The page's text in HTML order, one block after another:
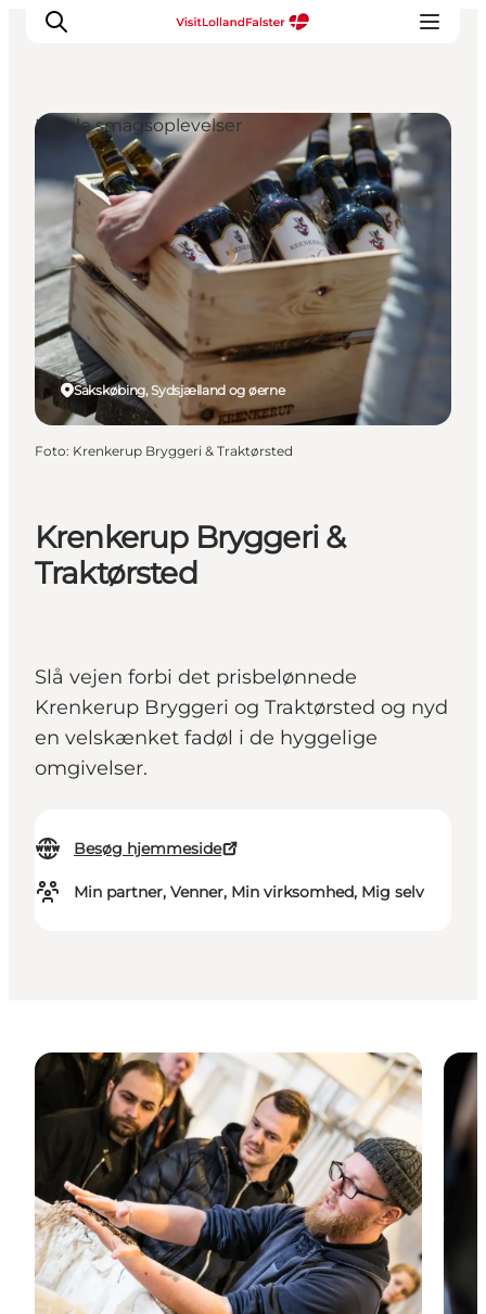
Oplevelser
I naturen
For børn
Kultur
Gastronomi
Planlæg din ferie
Krenkerup Bryggeri &
Traktørsted
Slå vejen forbi det prisbelønnede
Krenkerup Bryggeri og Traktørsted og nyd
en velskænket fadøl i de hyggelige
omgivelser.
Besøg hjemmeside
Min partner, Venner, Min virksomhed, Mig selv
Sakskøbing, Sydsjælland og øerne
Lokale smagsoplevelser
Foto: Krenkerup Bryggeri & Traktørsted